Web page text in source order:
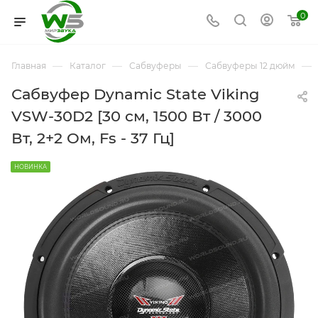
0
Главная — Каталог — Сабвуферы — Сабвуферы 12 дюйм —
Сабвуфер Dynamic State Viking
VSW-30D2 [30 см, 1500 Вт / 3000
Вт, 2+2 Ом, Fs - 37 Гц]
НОВИНКА